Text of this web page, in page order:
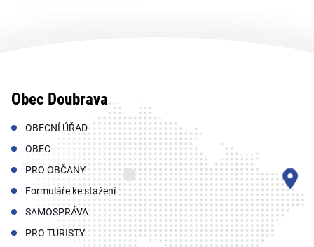
Obec Doubrava
OBECNÍ ÚŘAD
OBEC
PRO OBČANY
Formuláře ke stažení
SAMOSPRÁVA
PRO TURISTY